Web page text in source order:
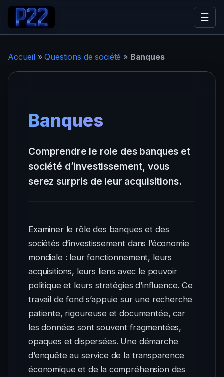
☰
Accueil»Questions de société » Banques
Banques
Comprendre le role des banques et
société d’investissement, vous
serez surpris de leur acquisitions.
Examiner le rôle des banques et des
sociétés d’investissement dans l’économie
mondiale : leur fonctionnement, leurs
acquisitions, leurs liens avec le pouvoir
politique et leurs stratégies d’influence. Ce
travail de fond s’appuie sur une recherche
patiente, rigoureuse et documentée, car
les données sont souvent fragmentées,
opaques et dispersées. Une démarche
d’enquête au service de la transparence
économique et de la compréhension des